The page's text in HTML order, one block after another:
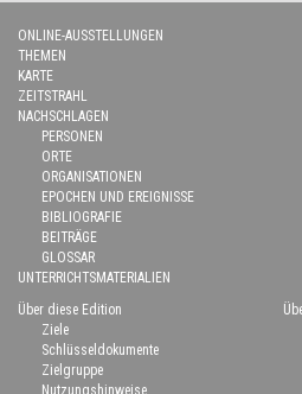
ONLINE-AUSSTELLUNGEN
THEMEN
KARTE
ZEITSTRAHL
NACHSCHLAGEN
PERSONEN
ORTE
ORGANISATIONEN
EPOCHEN UND EREIGNISSE
BIBLIOGRAFIE
BEITRÄGE
GLOSSAR
UNTERRICHTSMATERIALIEN
Über diese Edition
Ziele
Schlüsseldokumente
Zielgruppe
Nutzungshinweise